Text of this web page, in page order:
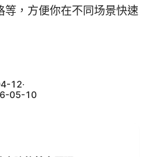
等，方便你在不同场景快速
12·
05-10